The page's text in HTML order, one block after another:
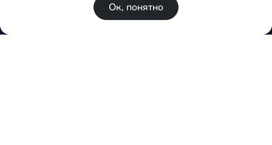
Ок, понятно